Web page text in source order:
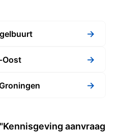
→
Oost →
→
aanvraag